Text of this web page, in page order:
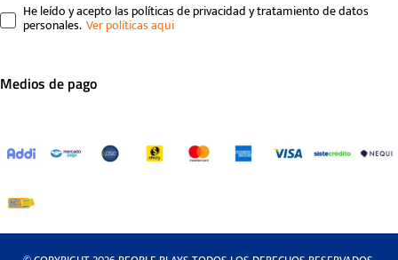
He leído y acepto las políticas de privacidad y tratamiento de datos
personales.
Medios de pago